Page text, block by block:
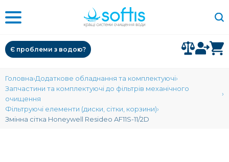
Є проблеми з водою?
Головна Додаткове обладнання та комплектуючі
Запчастини та комплектуючі до фільтрів механічного
очищення
Фільтруючі елементи (диски, сітки, корзини)
Змінна сітка Honeywell Resideo AF11S-11/2D